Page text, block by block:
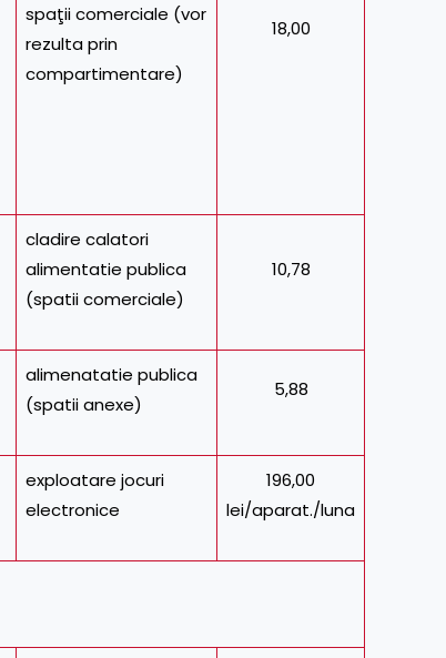
spaţii comerciale (vor
rezulta prin
compartimentare)
18,00
cladire calatori
alimentatie publica
(spatii comerciale)
10,78
alimenatatie publica
(spatii anexe)
5,88
exploatare jocuri
electronice
196,00
lei/aparat./luna